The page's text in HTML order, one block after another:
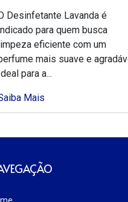
Desinfetante Lavanda é
para quem busca
eficiente com um
mais suave e
para a...
Mais